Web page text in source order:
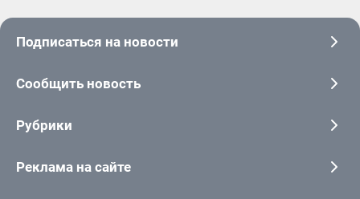
Подписаться на новости
Сообщить новость
Рубрики
Реклама на сайте